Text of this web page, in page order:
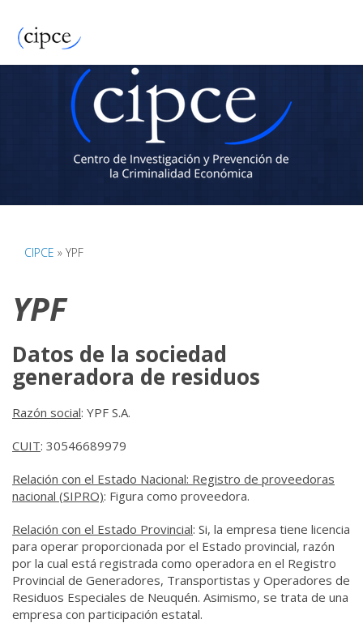
CIPCE » YPF
YPF
Datos de la sociedad
generadora de residuos
Razón social: YPF S.A.
CUIT: 30546689979
Relación con el Estado Nacional: Registro de proveedoras
nacional (SIPRO): Figura como proveedora.
Relación con el Estado Provincial: Si, la empresa tiene licencia
para operar proporcionada por el Estado provincial, razón
por la cual está registrada como operadora en el Registro
Provincial de Generadores, Transportistas y Operadores de
Residuos Especiales de Neuquén. Asimismo, se trata de una
empresa con participación estatal.